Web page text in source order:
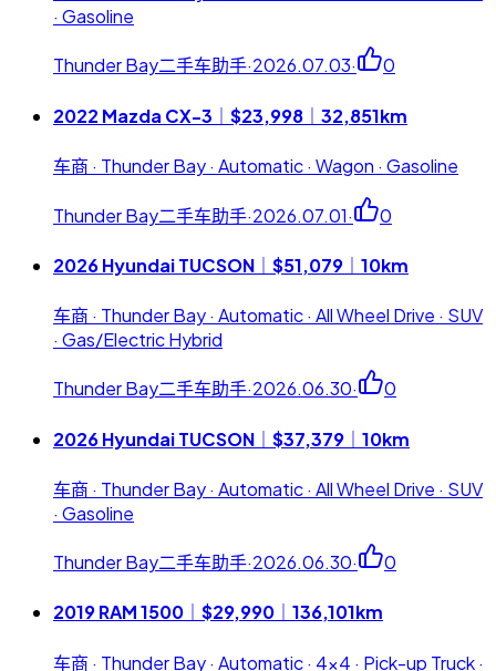
· Gasoline
Thunder Bay二手车助手·2026.07.03· 0
2022 Mazda CX-3｜$23,998｜32,851km
车商 · Thunder Bay · Automatic · Wagon · Gasoline
Thunder Bay二手车助手·2026.07.01· 0
2026 Hyundai TUCSON｜$51,079｜10km
车商 · Thunder Bay · Automatic · All Wheel Drive · SUV
· Gas/Electric Hybrid
Thunder Bay二手车助手·2026.06.30· 0
2026 Hyundai TUCSON｜$37,379｜10km
车商 · Thunder Bay · Automatic · All Wheel Drive · SUV
· Gasoline
Thunder Bay二手车助手·2026.06.30· 0
2019 RAM 1500｜$29,990｜136,101km
车商 · Thunder Bay · Automatic · 4x4 · Pick-up Truck ·